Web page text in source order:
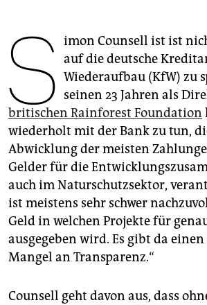
S imon Counsell ist ist
auf die deutsche
Wiederaufbau (KfW) zu
seinen 23 Jahren als
britischen Rainforest Foundation
wiederholt mit der Bank zu tun,
Abwicklung der meisten
Gelder für die
auch im Naturschutzsektor,
ist meistens sehr schwer
Geld in welchen Projekte für
ausgegeben wird. Es gibt da
Mangel an Transparenz.“
Counsell geht davon aus, dass